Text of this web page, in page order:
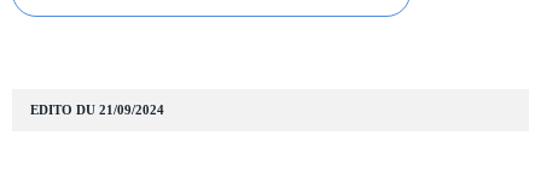
EDITO DU 21/09/2024